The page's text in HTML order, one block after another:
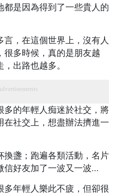
都是因為得到了一些貴人的
言，在這個世界上，沒有人
很多時候，真的是朋友越
出路也越多。
多的年輕人痴迷於社交，將
在社交上，想盡辦法擠進一
換盞；跑遍各類活動，名片
信好友加了一波又一波...
多年輕人樂此不疲，但卻很